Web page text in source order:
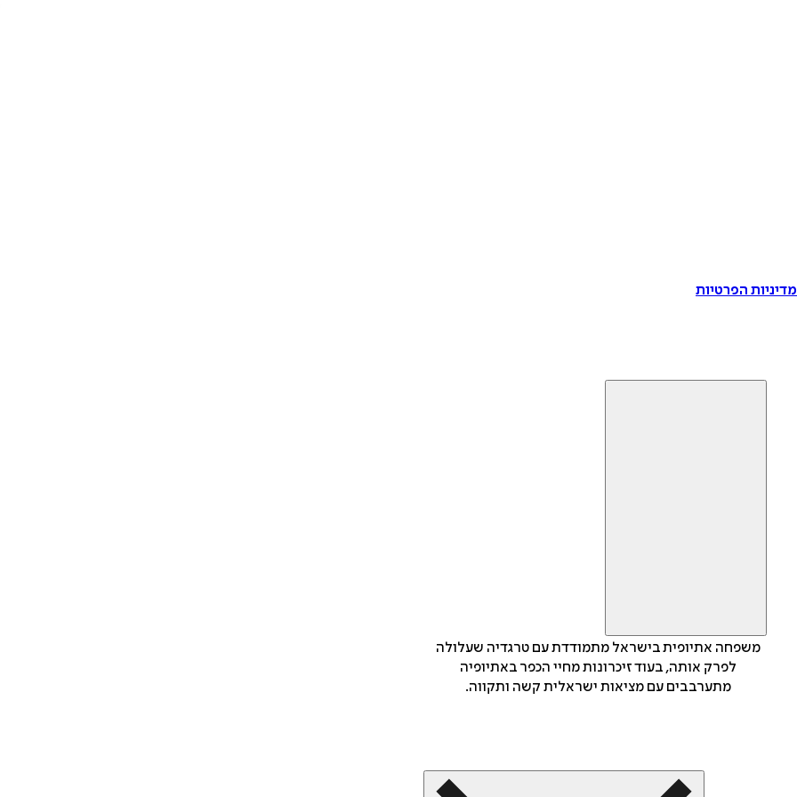
הפרטיות
משפחה אתיופית בישראל מתמודדת עם טרגדיה שעלולה
לפרק אותה, בעוד זיכרונות מחיי הכפר באתיופיה
מתערבבים עם מציאות ישראלית קשה ותקווה.